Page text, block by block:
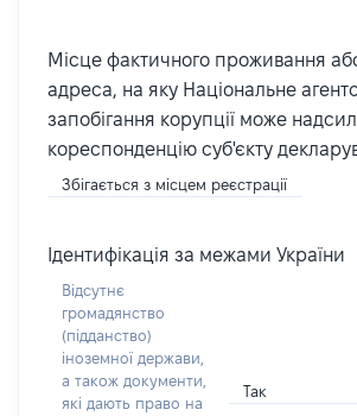
Місце фактичного проживання
адреса, на яку Національне
запобігання корупції може
кореспонденцію суб'єкту
Збігається з місцем реєстрації
Ідентифікація за межами України
Відсутнє
громадянство
(підданство)
іноземної держави,
а також документи,
які дають право на
Так